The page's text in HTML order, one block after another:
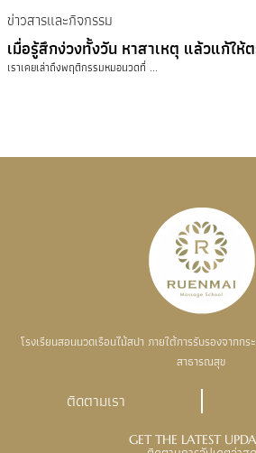
ข่าวสารและกิจกรรม
เมื่อรู้สึกง่วงทั้งวัน หาสาเหตุ แล้วแก้ให้
เราเคยเล่าถึงพฤติกรรมหมอนวดที่ ...
โรงเรียนสอนนวดเรือนไม้สปา ภายใต้การรับรองจากก
สาธารณสุข
ติดตามเรา
GET THE LATEST